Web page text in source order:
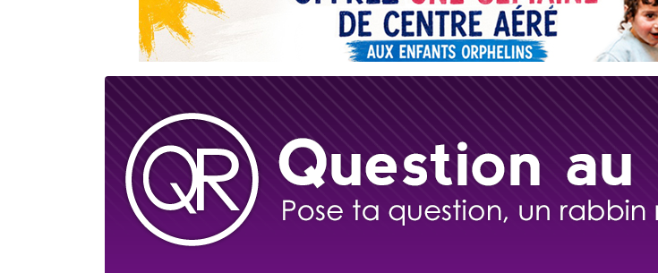
3 personnes viennent de faire un don pour 5 jours de
Odaya vient de donner son Maasser
13 personnes viennent de demander une bénédiction
2 personnes viennent de nous rejoindre sur WhatsApp
30 personnes viennent de faire un don pour Sauvez la
Il reste 49 places pour étudier en groupe sur Zoom
12 nouvelles musiques dans Torah-Box Music
3 personnes viennent de nous rejoindre sur WhatsApp
2 personnes viennent de nous rejoindre sur WhatsApp